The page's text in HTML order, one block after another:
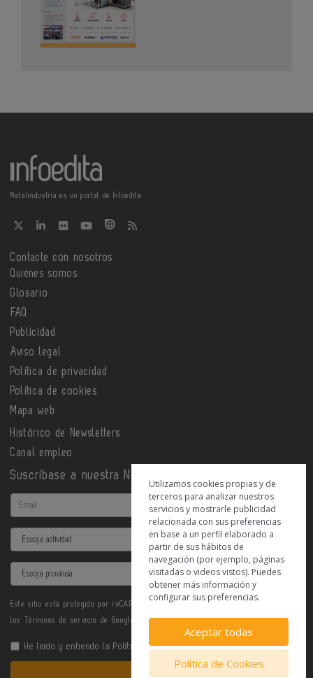
Metalindustria es un portal de Infoedita
Contacte con nosotros
Quiénes somos
Glosario
FAQ
Publicidad
Aviso legal
Política de privacidad
Política de cookies
Mapa web
Histórico de Newsletters
Canal empleo
Suscríbase a nuestra Newsletter
Email
Actividad
Provincia
Este sitio está protegido por reCAPTCHA y se aplican la
los Términos de servicio de Google.
He leído y entiendo la Política de Privacidad
Enviar
Utilizamos cookies propias y de
terceros para analizar nuestros
servicios y mostrarle publicidad
relacionada con sus preferencias
en base a un perfil elaborado a
partir de sus hábitos de
navegación (por ejemplo, páginas
visitadas o videos vistos). Puedes
obtener más información y
configurar sus preferencias.
Aceptar todas
Política de Cookies